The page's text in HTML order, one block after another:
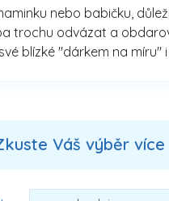
nebo babičku,
trochu odvázat a
blízké "dárkem na míru" i
Váš výběr více